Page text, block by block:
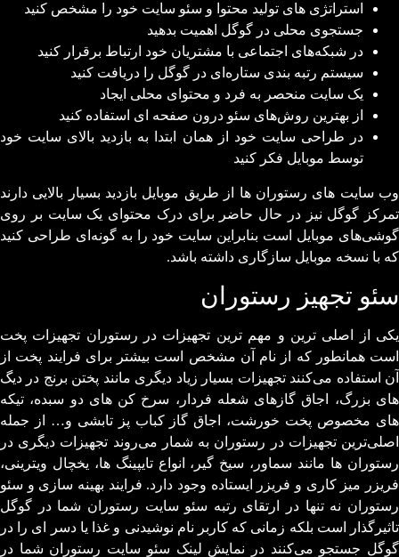
استراتژی های تولید محتوا و سئو سایت خود را مشخص کنید
جستجوی محلی در گوگل اهمیت بدهید
در شبکه‌های اجتماعی با مشتریان خود ارتباط برقرار کنید
سیستم رتبه بندی ستاره‌ای در گوگل را دریافت کنید
یک سایت منحصر به فرد و محتوای محلی ایجاد
از بهترین روش‌های سئو درون صفحه ای استفاده کنید
در طراحی سایت خود از همان ابتدا به بازدید بالای سایت خود
توسط موبایل فکر کنید
وب سایت های رستوران ها از طریق موبایل بازدید بسیار بالایی دارند
تمرکز گوگل نیز در حال حاضر برای درک محتوای یک سایت بر روی
گوشی‌های موبایل است بنابراین سایت خود را به گونه‌ای طراحی کنید
که با نسخه موبایل سازگاری داشته باشد.
سئو تجهیز رستوران
یکی از اصلی ترین و مهم ترین تجهیزات در رستوران تجهیزات پخت
است همانطور که از نام آن مشخص است بیشتر برای فرایند پخت از
آن استفاده می‌کنند تجهیزات بسیار زیاد دیگری مانند پختن برنج در دیگ
های بزرگ، اجاق گازهای شعله فردار، سرخ کن های دو سبده، تیکه
های مخصوص پخت خورشت، اجاق گاز کباب پز تابشی و… از جمله
اصلی‌ترین تجهیزات در رستوران به شمار می‌روند تجهیزات دیگری در
رستوران ها مانند سماور، سیخ گیر، انواع تایپینگ ها، یخچال ویترینی،
فریزر میز کاری و فریزر ایستاده وجود دارد. فرایند بهینه سازی و سئو
رستوران نه ‌تنها در ارتقای رتبه سئو سایت رستوران شما در گوگل
تاثیرگذار است بلکه زمانی که کاربر نام نوشیدنی و غذا یا دسر ای را در
گوگل جستجو می‌کنند در نمایش لینک سئو سایت رستوران شما در